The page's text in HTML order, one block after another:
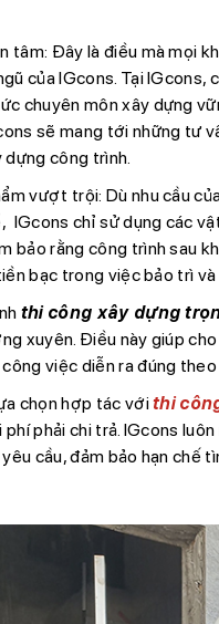
tâm: Đây là điều mà mọi
của IGcons. Tại IGcons,
chuyên môn xây dựng
sẽ mang tới những tư
công trình.
vượt trội: Dù nhu cầu
IGcons chỉ sử dụng các
bảo rằng công trình sau
bạc trong việc bảo trì và
thi công xây dựng
xuyên. Điều này giúp
việc diễn ra đúng
chọn hợp tác vớithi
phải chi trả. IGcons
cầu, đảm bảo hạn chế